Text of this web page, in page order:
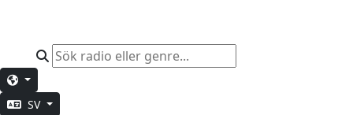
SV